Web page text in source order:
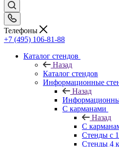
Телефоны
+7 (495) 106-81-88
Каталог стендов
Назад
Каталог стендов
Информационные
Назад
С карманами
Назад
С
Стенды с
Стенды 4